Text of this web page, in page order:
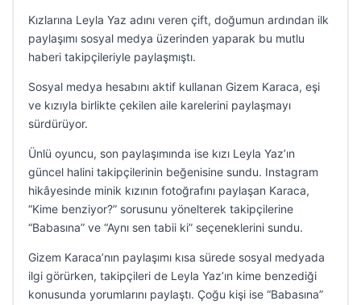
Kızlarına Leyla Yaz adını veren çift, doğumun ardından ilk
paylaşımı sosyal medya üzerinden yaparak bu mutlu
haberi takipçileriyle paylaşmıştı.
Sosyal medya hesabını aktif kullanan Gizem Karaca, eşi
ve kızıyla birlikte çekilen aile karelerini paylaşmayı
sürdürüyor.
Ünlü oyuncu, son paylaşımında ise kızı Leyla Yaz’ın
güncel halini takipçilerinin beğenisine sundu. Instagram
hikâyesinde minik kızının fotoğrafını paylaşan Karaca,
“Kime benziyor?” sorusunu yönelterek takipçilerine
“Babasına” ve “Aynı sen tabii ki” seçeneklerini sundu.
Gizem Karaca’nın paylaşımı kısa sürede sosyal medyada
ilgi görürken, takipçileri de Leyla Yaz’ın kime benzediği
konusunda yorumlarını paylaştı. Çoğu kişi ise “Babasına”